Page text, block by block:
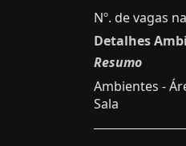
Nº. de vagas
Detalhes
Resumo
Ambientes -
Sala